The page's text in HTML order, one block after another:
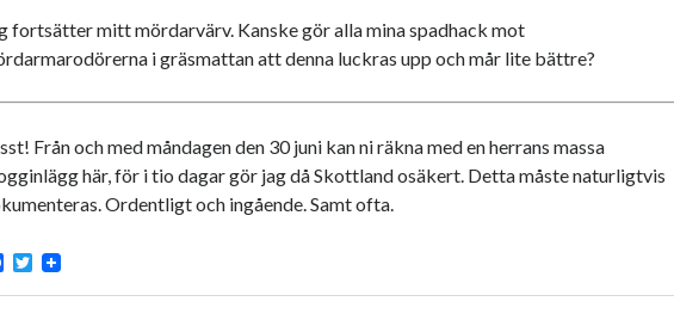
fortsätter mitt mördarvärv. Kanske gör alla mina spadhack mot
i gräsmattan att denna luckras upp och mår lite bättre?
Från och med måndagen den 30 juni kan ni räkna med en herrans massa
här, för i tio dagar gör jag då Skottland osäkert. Detta måste naturligtvis
Ordentligt och ingående. Samt ofta.
F
c
T
i